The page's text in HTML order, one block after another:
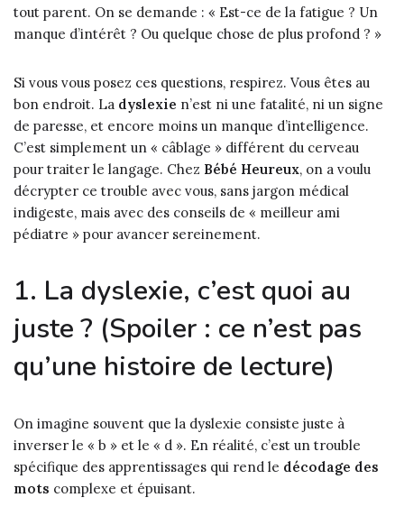
tout parent. On se demande : « Est-ce de la fatigue ? Un
manque d’intérêt ? Ou quelque chose de plus profond ? »
Si vous vous posez ces questions, respirez. Vous êtes au
bon endroit. La dyslexie n’est ni une fatalité, ni un signe
de paresse, et encore moins un manque d’intelligence.
C’est simplement un « câblage » différent du cerveau
pour traiter le langage. Chez Bébé Heureux, on a voulu
décrypter ce trouble avec vous, sans jargon médical
indigeste, mais avec des conseils de « meilleur ami
pédiatre » pour avancer sereinement.
1. La dyslexie, c’est quoi au
juste ? (Spoiler : ce n’est pas
qu’une histoire de lecture)
On imagine souvent que la dyslexie consiste juste à
inverser le « b » et le « d ». En réalité, c’est un trouble
spécifique des apprentissages qui rend le décodage des
mots complexe et épuisant.